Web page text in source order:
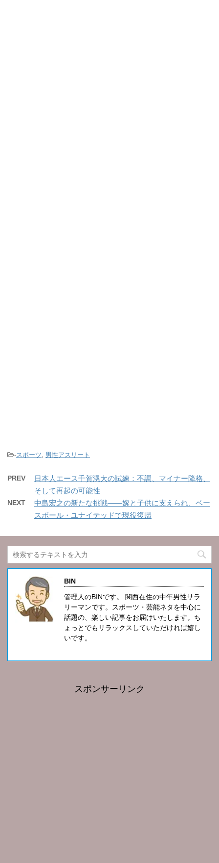
-スポーツ 男性アスリート
PREV
日本人エース千賀滉大の試練：不調、マイナー降格、
そして再起の可能性
NEXT
中島宏之の新たな挑戦――嫁と子供に支えられ、ベー
スボール・ユナイテッドで現役復帰
BIN
管理人のBINです。 関西在住の中年男性サラ
リーマンです。スポーツ・芸能ネタを中心に
話題の、楽しい記事をお届けいたします。ち
ょっとでもリラックスしていただければ嬉し
いです。
スポンサーリンク